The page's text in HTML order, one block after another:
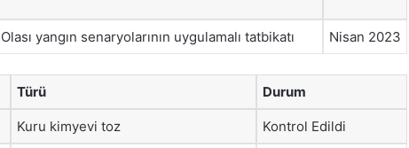
Olası yangın senaryolarının uygulamalı tatbikatı Nisan 2023
Türü Durum
Kuru kimyevi toz Kontrol Edildi